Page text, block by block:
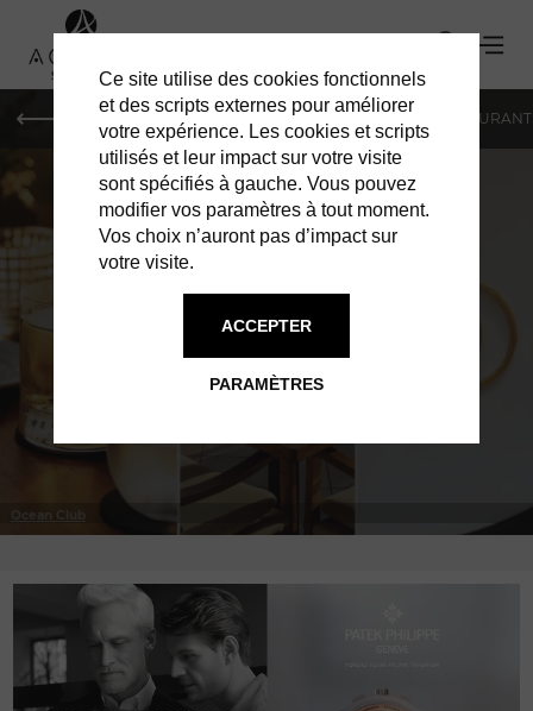
HOTELS VILLAS
RESTAURANTS
Ce site utilise des cookies fonctionnels
et des scripts externes pour améliorer
votre expérience. Les cookies et scripts
utilisés et leur impact sur votre visite
sont spécifiés à gauche. Vous pouvez
modifier vos paramètres à tout moment.
Vos choix n’auront pas d’impact sur
votre visite.
PARAMÈTRES
ACCEPTER